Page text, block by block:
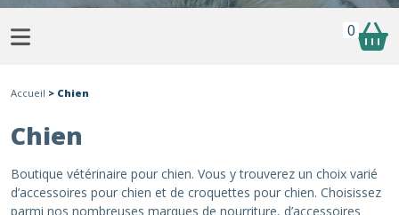
0
Accueil > Chien
Chien
Boutique vétérinaire pour chien. Vous y trouverez un choix varié
d’accessoires pour chien et de croquettes pour chien. Choisissez
parmi nos nombreuses marques de nourriture, d’accessoires